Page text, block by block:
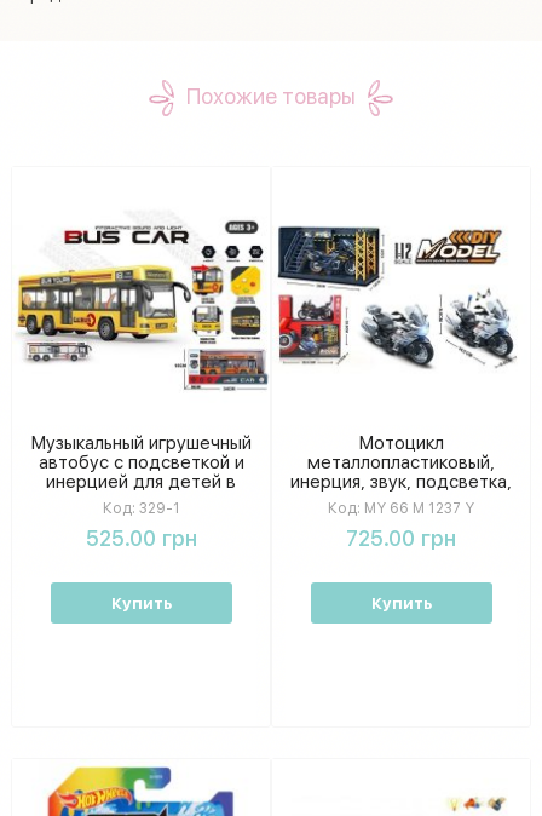
Похожие товары
Музыкальный игрушечный
автобус с подсветкой и
инерцией для детей в
коробке.
Код: 329-1
525.00 грн
Купить
Мотоцикл
металлопластиковый,
инерция, звук, подсветка,
открывающаяся дверца
коферов, масштаб 1:12,
гараж с подсветкой, в
Код: MY 66 M 1237 Y
725.00 грн
Купить